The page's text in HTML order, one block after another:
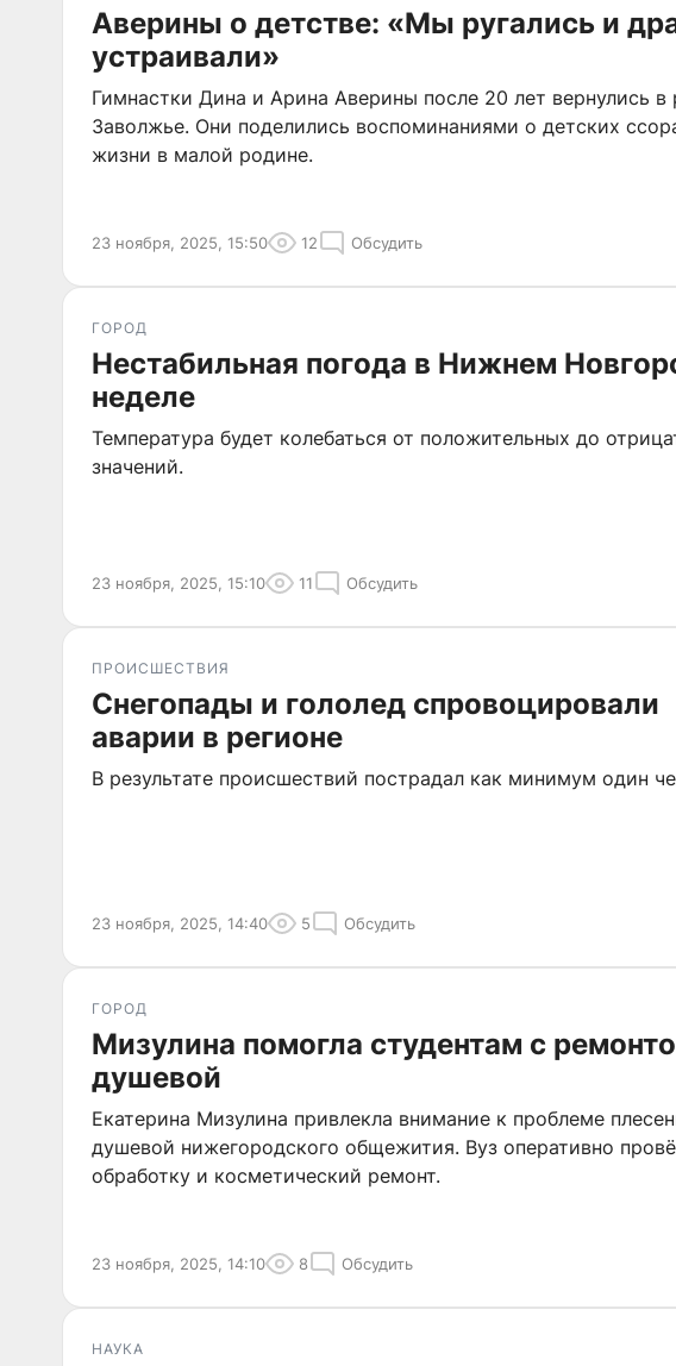
Аверины о детстве: «Мы ругались и
устраивали»
Гимнастки Дина и Арина Аверины после 20 лет вернулись в
Заволжье. Они поделились воспоминаниями о детских
жизни в малой родине.
23 ноября, 2025, 15:50 12 Обсудить
ГОРОД
Нестабильная погода в Нижнем
неделе
Температура будет колебаться от положительных до
значений.
23 ноября, 2025, 15:10 11 Обсудить
ПРОИСШЕСТВИЯ
Снегопады и гололед спровоцировали
аварии в регионе
В результате происшествий пострадал как минимум один
23 ноября, 2025, 14:40 5 Обсудить
ГОРОД
Мизулина помогла студентам с
душевой
Екатерина Мизулина привлекла внимание к проблеме
душевой нижегородского общежития. Вуз оперативно
обработку и косметический ремонт.
23 ноября, 2025, 14:10 8 Обсудить
НАУКА